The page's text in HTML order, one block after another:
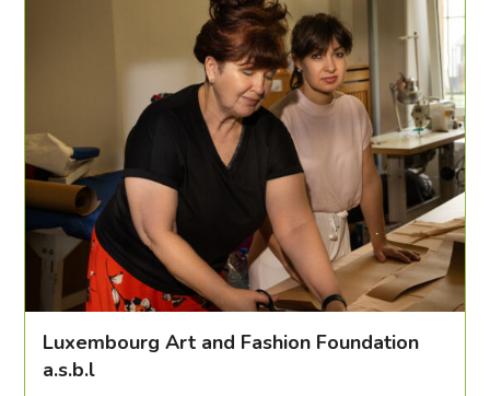
Luxembourg Art and Fashion Foundation
a.s.b.l